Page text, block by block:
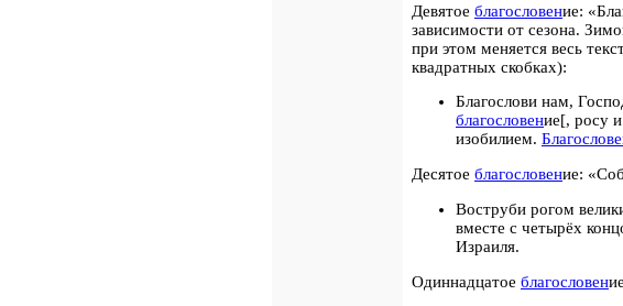
Девятое благословение:
зависимости от сезона.
при этом меняется весь
квадратных скобках):
Благослови нам,
благословение[, росу
изобилием.
Десятое благословение:
Воструби рогом
вместе с четырёх
Израиля.
Одиннадцатое благословен